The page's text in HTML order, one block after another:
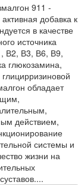
911 -
добавка к
в качестве
источника
В2, В3, В6, В9,
глюкозамина,
обладает
действием,
системы и
жизни на